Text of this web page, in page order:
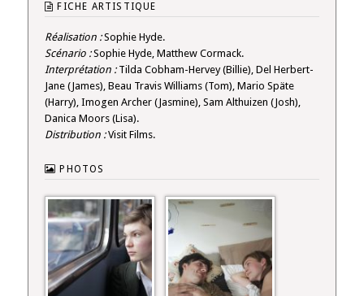
FICHE ARTISTIQUE
Réalisation :Sophie Hyde.
Scénario :Sophie Hyde, Matthew Cormack.
Interprétation :Tilda Cobham-Hervey (Billie), Del Herbert-
Jane (James), Beau Travis Williams (Tom), Mario Späte
(Harry), Imogen Archer (Jasmine), Sam Althuizen (Josh),
Danica Moors (Lisa).
Distribution :Visit Films.
PHOTOS